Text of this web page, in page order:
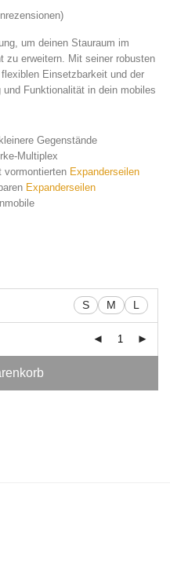
Kundenbewertungen
um deinen Stauraum im
zu erweitern. Mit seiner robusten
Einsetzbarkeit und der
Funktionalität in dein mobiles
Gegenstände
Multiplex
vormontierten Expanderseilen
Expanderseilen
S M L